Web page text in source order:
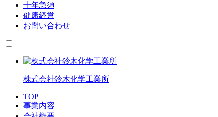
十年急須
健康経営
お問い合わせ
株式会社鈴木化学工業所
TOP
事業内容